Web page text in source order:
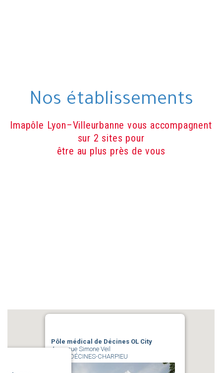
Nos établissements
Imapôle Lyon–Villeurbanne vous accompagnent
sur 2 sites pour
être au plus près de vous
Pôle médical de Décines OL City
4, avenue Simone Veil
69150 DÉCINES-CHARPIEU